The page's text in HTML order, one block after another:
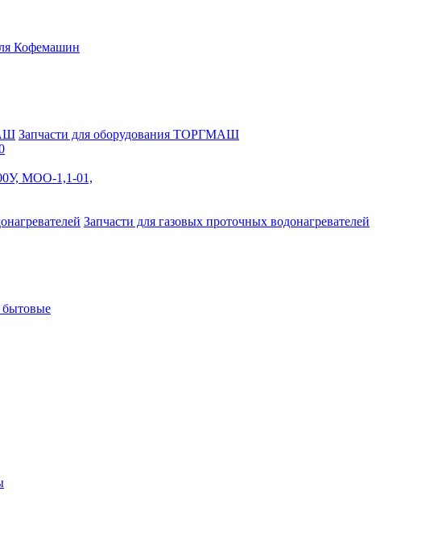
Кофемашин
Запчасти для оборудования ТОРГМАШ
МОО-1,1-01,
Запчасти для газовых проточных водонагревателей